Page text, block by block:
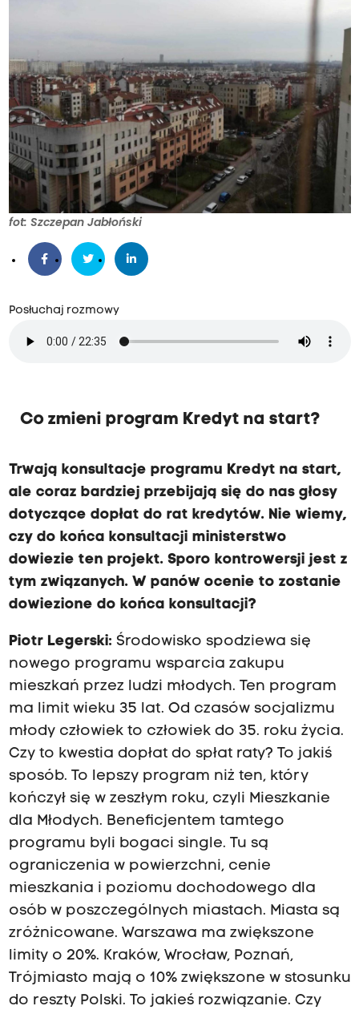
fot: Szczepan Jabłoński
Posłuchaj rozmowy
Co zmieni program Kredyt na start?
Trwają konsultacje programu Kredyt na start,
ale coraz bardziej przebijają się do nas głosy
dotyczące dopłat do rat kredytów. Nie wiemy,
czy do końca konsultacji ministerstwo
dowiezie ten projekt. Sporo kontrowersji jest z
tym związanych. W panów ocenie to zostanie
dowiezione do końca konsultacji?
Piotr Legerski: Środowisko spodziewa się
nowego programu wsparcia zakupu
mieszkań przez ludzi młodych. Ten program
ma limit wieku 35 lat. Od czasów socjalizmu
młody człowiek to człowiek do 35. roku życia.
Czy to kwestia dopłat do spłat raty? To jakiś
sposób. To lepszy program niż ten, który
kończył się w zeszłym roku, czyli Mieszkanie
dla Młodych. Beneficjentem tamtego
programu byli bogaci single. Tu są
ograniczenia w powierzchni, cenie
mieszkania i poziomu dochodowego dla
osób w poszczególnych miastach. Miasta są
zróżnicowane. Warszawa ma zwiększone
limity o 20%. Kraków, Wrocław, Poznań,
Trójmiasto mają o 10% zwiększone w stosunku
do reszty Polski. To jakieś rozwiązanie. Czy